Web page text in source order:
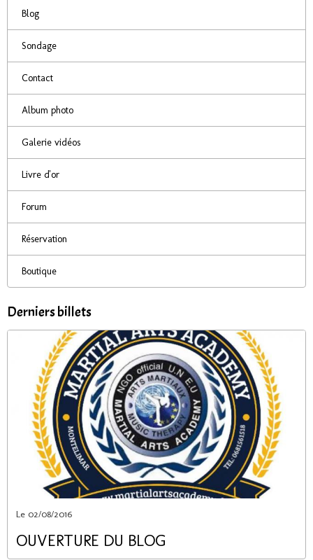
Blog
Sondage
Contact
Album photo
Galerie vidéos
Livre d'or
Forum
Réservation
Boutique
Derniers billets
Le 02/08/2016
OUVERTURE DU BLOG